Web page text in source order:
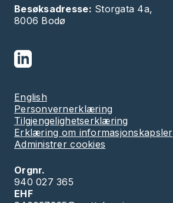
Besøksadresse: Storgata 4a,
8006 Bodø
English
Personvernerklæring
Tilgjengelighetserklæring
Erklæring om informasjonskapsler
Administrer cookies
Orgnr.
940 027 365
EHF